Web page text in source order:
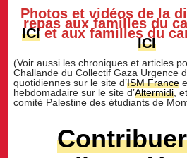
Photos et vidéos de la
repas aux familles du
ICIet aux familles du
ICI
(Voir aussi les chroniques et articles
Challande du Collectif Gaza Urgence
quotidiennes sur le site d’ISM France
hebdomadaire sur le site d’Altermidi ,
comité Palestine des étudiants de